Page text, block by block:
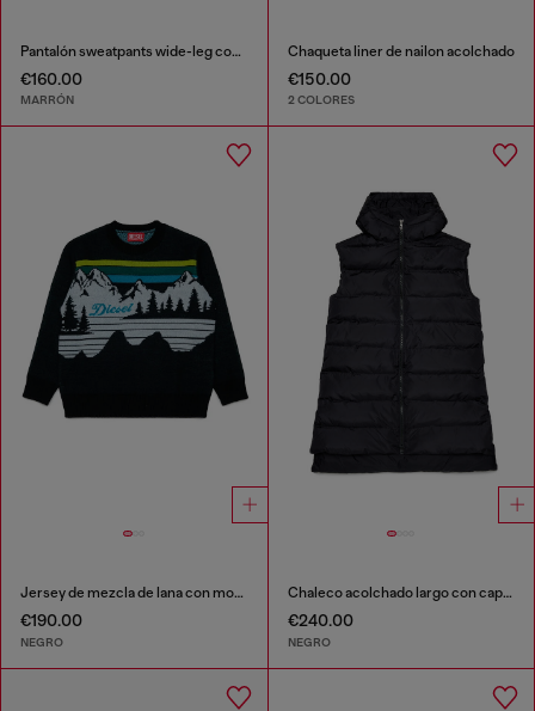
Pantalón sweatpants wide-leg con efecto metálico
€160.00
MARRÓN
Chaqueta liner de nailon acolchado
€150.00
2 COLORES
Jersey de mezcla de lana con motivo de montaña
€190.00
NEGRO
Chaleco acolchado largo con capucha
€240.00
NEGRO